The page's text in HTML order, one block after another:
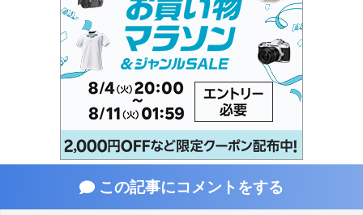
この記事にコメントをする